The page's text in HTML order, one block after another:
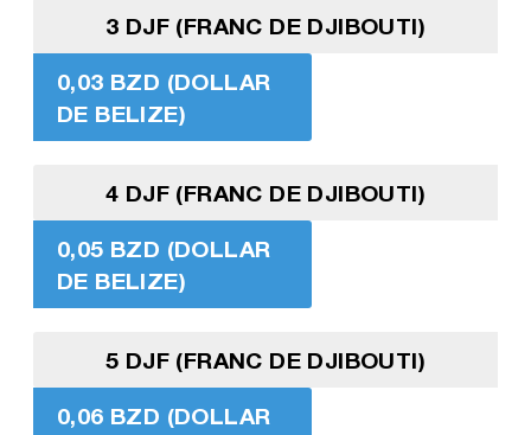
3 DJF (FRANC DE DJIBOUTI)
0,03 BZD (DOLLAR
DE BELIZE)
4 DJF (FRANC DE DJIBOUTI)
0,05 BZD (DOLLAR
DE BELIZE)
5 DJF (FRANC DE DJIBOUTI)
0,06 BZD (DOLLAR